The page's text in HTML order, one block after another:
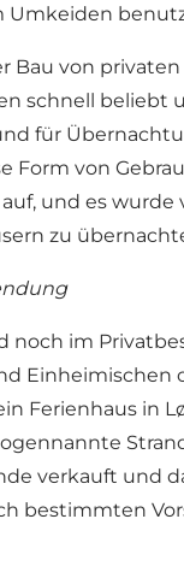
Umkeiden
Bau von
schnell beliebt
für
Form von
und es wurde
zu
noch im
Einheimischen
Ferienhaus in
verkauft und
bestimmten